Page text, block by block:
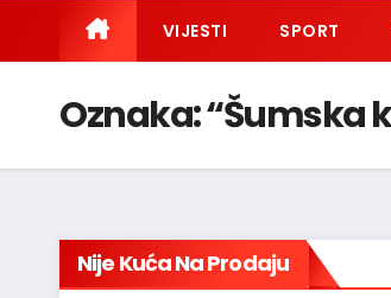
VIJESTI SPORT
Oznaka:“Šumska
Nije Kuća Na Prodaju